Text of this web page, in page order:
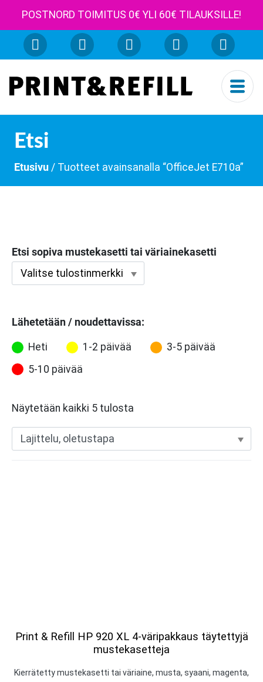
POSTNORD TOIMITUS 0€ YLI 60€ TILAUKSILLE!
Etsi
Etusivu / Tuotteet avainsanalla “OfficeJet E710a”
Etsi sopiva mustekasetti tai väriainekasetti
Lähetetään / noudettavissa:
Heti 1-2 päivää
3-5 päivää
5-10 päivää
Näytetään kaikki 5 tulosta
Print & Refill HP 920 XL 4-väripakkaus täytettyjä
mustekasetteja
Kierrätetty mustekasetti tai väriaine, musta, syaani, magenta,